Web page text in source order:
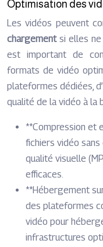
Optimisation des
Les vidéos peuvent
chargement si elles
est important de
formats de vidéo
plateformes dédiées,
qualité de la vidéo à la
**Compression et
fichiers vidéo
qualité visuelle
efficaces.
**Hébergement
des plateformes
vidéo pour
infrastructures